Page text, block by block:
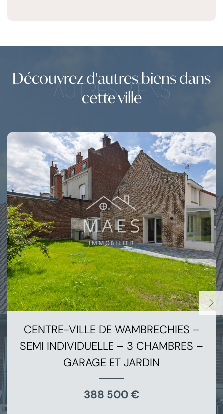
Découvrez d'autres biens dans
cette ville
AUTRES BIENS
CENTRE-VILLE DE WAMBRECHIES –
SEMI INDIVIDUELLE – 3 CHAMBRES –
GARAGE ET JARDIN
388 500 €